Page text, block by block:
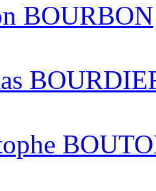
BOURBON